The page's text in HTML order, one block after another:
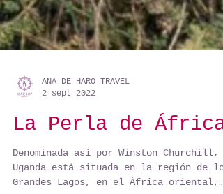
2 sept 2022
La Perla de África
Denominada así por Winston Churchill,